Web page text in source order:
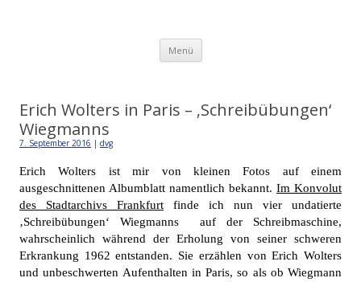
Menü Zum
springen
Erich Wolters in Paris – ‚Schreibübungen‘
Wiegmanns
7. September 2016 | dvg
Erich Wolters ist mir von kleinen Fotos auf einem
ausgeschnittenen Albumblatt namentlich bekannt. Im Konvolut
des Stadtarchivs Frankfurt finde ich nun vier undatierte
‚Schreibübungen‘ Wiegmanns auf der Schreibmaschine,
wahrscheinlich während der Erholung von seiner schweren
Erkrankung 1962 entstanden. Sie erzählen von Erich Wolters
und unbeschwerten Aufenthalten in Paris, so als ob Wiegmann